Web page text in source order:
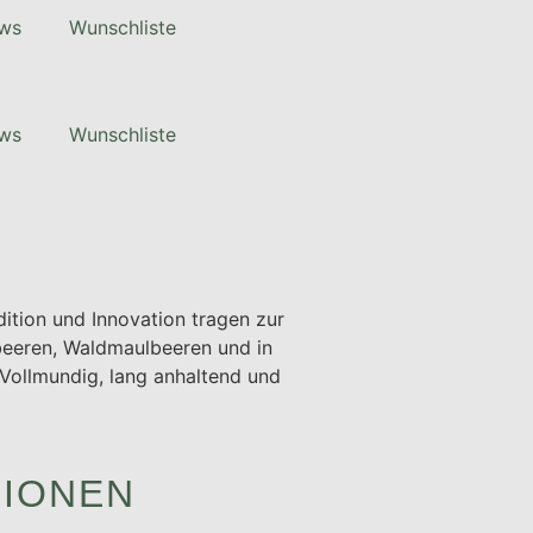
Wunschliste
Wunschliste
und Innovation tragen zur
Waldmaulbeeren und in
lang anhaltend und